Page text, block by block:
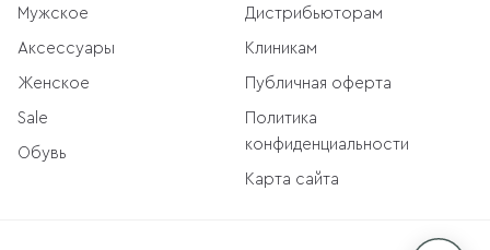
Мужское
Аксессуары
Женское
Sale
Обувь
Дистрибьюторам
Клиникам
Публичная оферта
Политика
конфиденциальности
Карта сайта